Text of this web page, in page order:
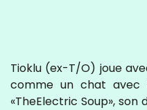
Tioklu (ex-T/O) joue
comme un chat avec
«TheElectric Soup»,